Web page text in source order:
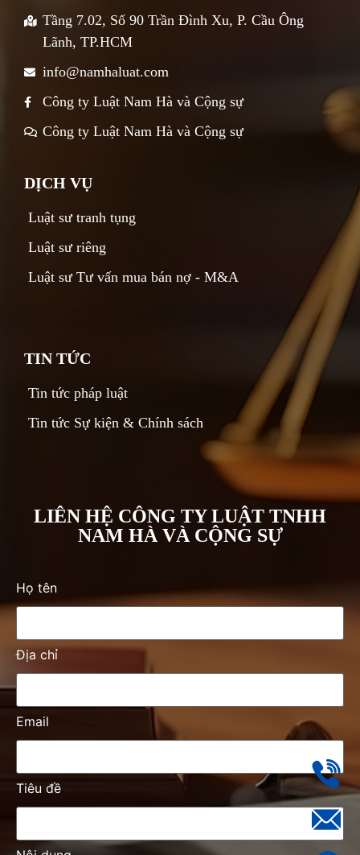
Tầng 7.02, Số 90 Trần Đình Xu, P. Cầu Ông
Lãnh, TP.HCM
info@namhaluat.com
Công ty Luật Nam Hà và Cộng sự
Công ty Luật Nam Hà và Cộng sự
DỊCH VỤ
Luật sư tranh tụng
Luật sư riêng
Luật sư Tư vấn mua bán nợ - M&A
TIN TỨC
Tin tức pháp luật
Tin tức Sự kiện & Chính sách
LIÊN HỆ CÔNG TY LUẬT TNHH
NAM HÀ VÀ CỘNG SỰ
Họ tên
Địa chỉ
Email
Tiêu đề